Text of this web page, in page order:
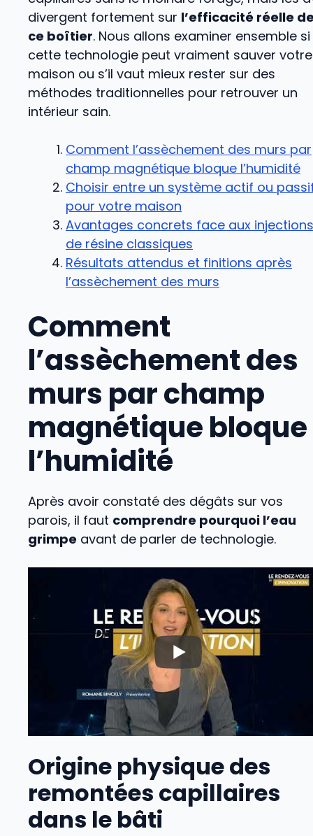
divergent fortement sur l’efficacité réelle de
ce boîtier. Nous allons examiner ensemble si
cette technologie peut vraiment sauver votre
maison ou s’il vaut mieux rester sur des
méthodes traditionnelles pour retrouver un
intérieur sain.
Comment l’assèchement des murs par
champ magnétique bloque l’humidité
Choisir entre un système actif ou
pour votre maison
Avantages concrets face aux injections
de résine classiques
Résultats attendus et finitions après
l’assèchement des murs
Comment
l’assèchement des
murs par champ
magnétique bloque
l’humidité
Après avoir constaté des dégâts sur vos
parois, il faut comprendre pourquoi l’eau
grimpe avant de parler de technologie.
Origine physique des
remontées capillaires
dans le bâti